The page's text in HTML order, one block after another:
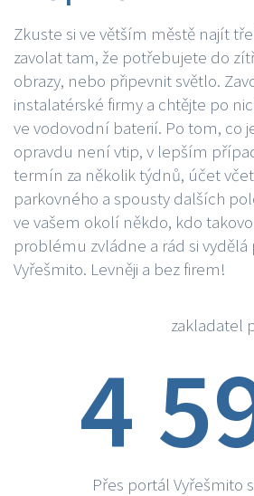
Zkuste si ve větším městě najít
zavolat tam, že potřebujete do
obrazy, nebo připevnit světlo.
instalatérské firmy a chtějte po
ve vodovodní baterií. Po tom, co
opravdu není vtip, v lepším
termín za několik týdnů, účet
parkovného a spousty dalších
ve vašem okolí někdo, kdo
problému zvládne a rád si
Vyřešmito. Levněji a bez firem!
zakladatel
4
Přes portál Vyřešmito